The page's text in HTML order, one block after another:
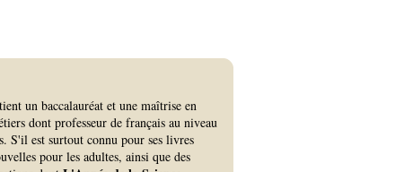
un baccalauréat et une maîtrise en
dont professeur de français au niveau
S'il est surtout connu pour ses livres
pour les adultes, ainsi que des